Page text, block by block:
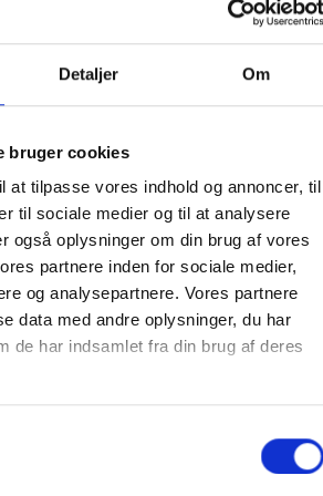
Detaljer Om
bruger cookies
at tilpasse vores indhold og annoncer, til
til sociale medier og til at analysere
også oplysninger om din brug af vores
partnere inden for sociale medier,
og analysepartnere. Vores partnere
data med andre oplysninger, du har
de har indsamlet fra din brug af deres
produkter præcis efter dine ønsker.
ø, du ønsker, en ekstra by
klar til at høre, hvad du ønsker, og
til at lave det efter dine tanker. Vi
at producere speciallavede produkter,
som du gerne vil have gjort til
til det rette sted. Der er ikke
og det er kun fantasien, der
% på plads, står vi også klar til at
års erfaring med produktion af
derfor yde den bedste rådgivning i
vi skal bruge, hvordan en